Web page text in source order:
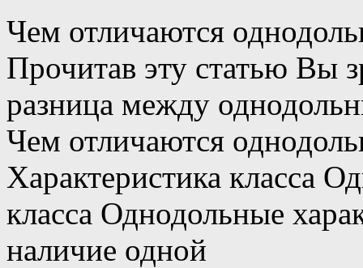
Чем отличаются
Прочитав эту статью Вы
разница между
Чем отличаются
Характеристика класса
класса Однодольные
наличие одной